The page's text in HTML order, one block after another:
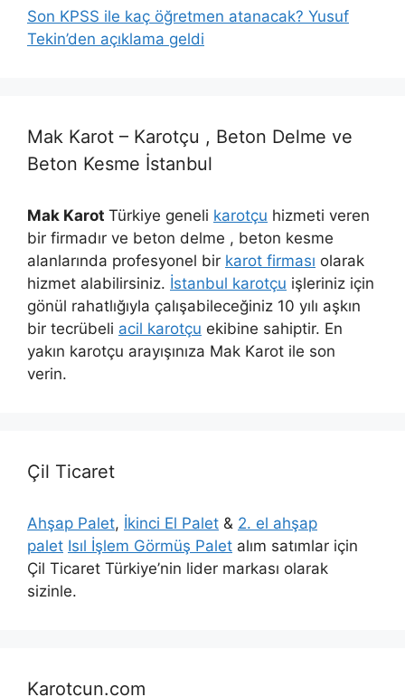
Son KPSS ile kaç öğretmen atanacak? Yusuf
Tekin’den açıklama geldi
Mak Karot – Karotçu , Beton Delme ve
Beton Kesme İstanbul
Mak Karot Türkiye geneli karotçu hizmeti veren
bir firmadır ve beton delme , beton kesme
alanlarında profesyonel bir karot firması olarak
hizmet alabilirsiniz. İstanbul karotçu işleriniz için
gönül rahatlığıyla çalışabileceğiniz 10 yılı aşkın
bir tecrübeli acil karotçu ekibine sahiptir. En
yakın karotçu arayışınıza Mak Karot ile son
verin.
Çil Ticaret
Ahşap Palet, İkinci El Palet & 2. el ahşap
palet Isıl İşlem Görmüş Palet alım satımlar için
Çil Ticaret Türkiye’nin lider markası olarak
sizinle.
Karotcun.com